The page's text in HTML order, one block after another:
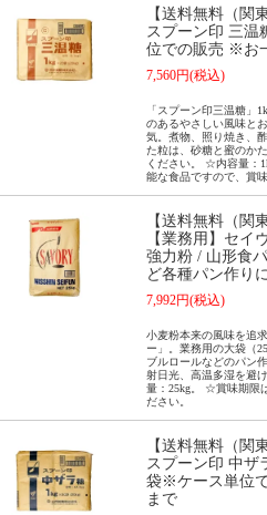
【送料無料（関
スプーン印 三
位での販売 ※お
7,560円(税込)
「スプーン印三温糖」
のあるやさしい風味と
気。煮物、照り焼き、
た粒は、砂糖と蜜のか
ください。 ☆内容量：
能な食品ですので、賞
【送料無料（関
【業務用】セイ
強力粉 / 山形食
ど各種パン作り
7,992円(税込)
小麦粉本来の風味を追
ー」。業務用の大袋（
ブルロールなどのパン
射日光、高温多湿を避
量：25kg。 ☆賞味期限
ださい。
【送料無料（関
スプーン印 中ザ
袋※ケース単位
まで